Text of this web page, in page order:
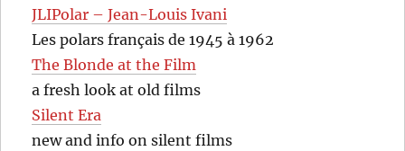
JLIPolar – Jean-Louis Ivani
Les polars français de 1945 à 1962
The Blonde at the Film
a fresh look at old films
Silent Era
new and info on silent films